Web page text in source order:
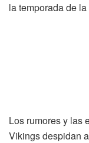
la temporada de
Los rumores y las
Vikings despidan